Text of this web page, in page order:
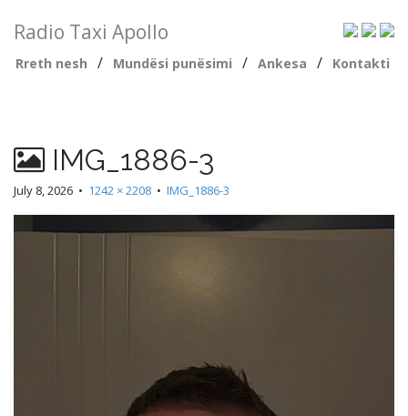
Radio Taxi Apollo
Rreth nesh / Mundësi punësimi / Ankesa / Kontakti
IMG_1886-3
July 8, 2026 • 1242 × 2208 • IMG_1886-3